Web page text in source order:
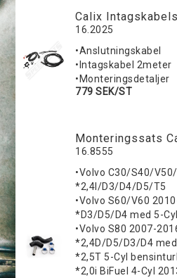
Calix
16.2025
•Anslutningskabel
•Intagskabel 2meter
•Monteringsdetaljer
779 SEK/ST
Monteringssats
16.8555
•Volvo C30/S40/
*2,4I/D3/D4/D5/T5
•Volvo S60/V60
*D3/D5/D4 med 5-
•Volvo S80 2007-
*2,4D/D5/D3/D4
*2,5T 5-Cyl
*2,0i BiFuel 4-Cyl